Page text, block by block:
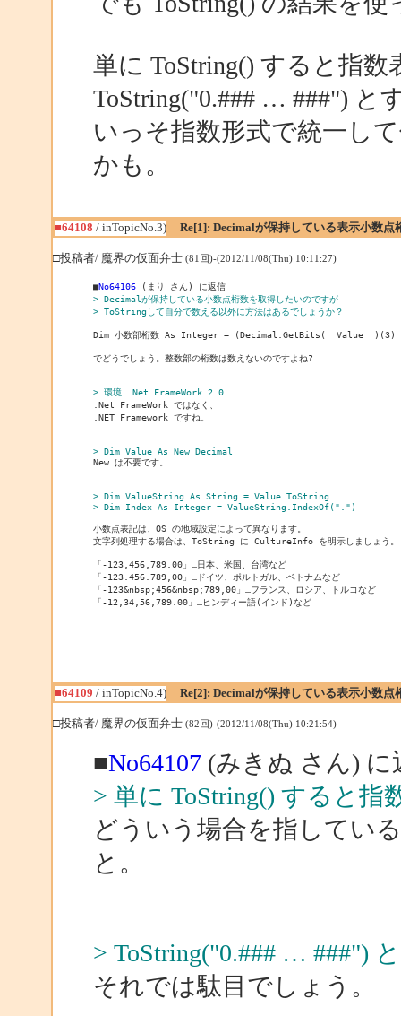
単に ToString() すると指
ToString("0.### … ###") と
いっそ指数形式で統一し
かも。
■64108 / inTopicNo.3) Re[1]: Decimalが保持している表示小数点
□投稿者/ 魔界の仮面弁士 (81回)-(2012/11/08(Thu) 10:11:27)
■No64106
(まり さん) に返信
> Decimalが保持している小数点桁数を取得したいのですが
> ToStringして自分で数える以外に方法はあるでしょうか？
Dim 小数部桁数 As Integer = (Decimal.GetBits(  Value  )(3)
でどうでしょう。整数部の桁数は数えないのですよね?
> 環境 .Net FrameWork 2.0
.Net FrameWork ではなく、
.NET Framework ですね。
> Dim Value As New Decimal
> Dim ValueString As String = Value.ToString
> Dim Index As Integer = ValueString.IndexOf(".")
小数点表記は、OS の地域設定によって異なります。
文字列処理する場合は、ToString に CultureInfo を明示しましょう。
「-123,456,789.00」…日本、米国、台湾など
「-123.456.789,00」…ドイツ、ポルトガル、ベトナムなど
「-123&nbsp;456&nbsp;789,00」…フランス、ロシア、トルコなど
「-12,34,56,789.00」…ヒンディー語(インド)など
■64109 / inTopicNo.4) Re[2]: Decimalが保持している表示小数点
□投稿者/ 魔界の仮面弁士 (82回)-(2012/11/08(Thu) 10:21:54)
■No64107(みきぬ さん) に
> 単に ToString() すると
どういう場合を指してい
と。
> ToString("0.### … ###")
それでは駄目でしょう。